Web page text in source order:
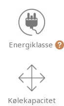
Energiklasse
Kølekapacitet